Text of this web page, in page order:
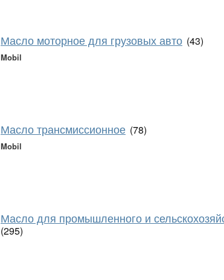
Масло моторное для грузовых авто (43)
Mobil
Масло трансмиссионное (78)
Mobil
Масло для промышленного и
(295)